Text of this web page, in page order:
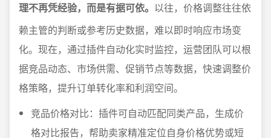
理不再凭经验，而是有据可依。 以往，价格调整往往依
赖主管的判断或参考历史数据，难以即时响应市场变
化。现在，通过插件自动化实时监控，运营团队可以根
据竞品动态、市场供需、促销节点等数据，快速调整价
格策略，提升订单转化率和利润空间。
竞品价格对比：插件可自动匹配同类产品，生成价
格对比报告，帮助卖家精准定位自身价格优势或短